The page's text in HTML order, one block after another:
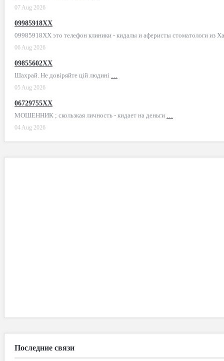
07 Aug 2026
09985918XX
09985918XX это телефон клиники - кидалы и аферисты стоматологи из
06 Aug 2026
09855602XX
Шахрай. Не довіряйте цій людині …
05 Aug 2026
06729755XX
МОШЕННИК ; скользкая личность - кидает на деньги …
04 Aug 2026
Последние связи